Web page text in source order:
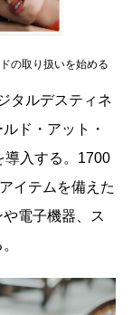
の取り扱いを始める
タルデスティネ
ド・アット・
導入する。1700
イテムを備えた
電子機器、ス